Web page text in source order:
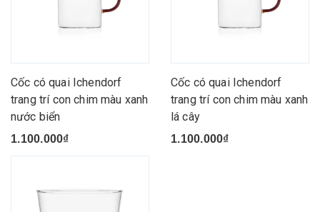
Cốc có quai Ichendorf
trang trí con chim màu xanh
nước biển
1.100.000₫
Cốc có quai Ichendorf
trang trí con chim màu xanh
lá cây
1.100.000₫